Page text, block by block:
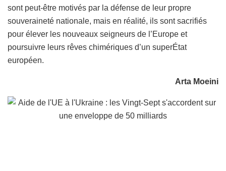
sont peut-être motivés par la défense de leur propre
souveraineté nationale, mais en réalité, ils sont sacrifiés
pour élever les nouveaux seigneurs de l’Europe et
poursuivre leurs rêves chimériques d’un superÉtat
européen.
Arta Moeini